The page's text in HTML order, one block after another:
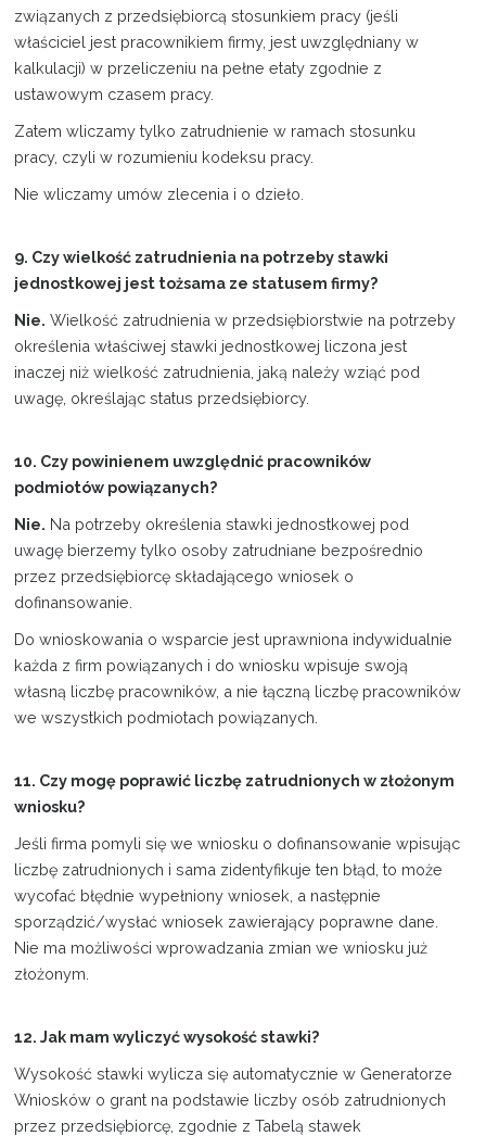
związanych z przedsiębiorcą stosunkiem pracy (jeśli
właściciel jest pracownikiem firmy, jest uwzględniany w
kalkulacji) w przeliczeniu na pełne etaty zgodnie z
ustawowym czasem pracy.
Zatem wliczamy tylko zatrudnienie w ramach stosunku
pracy, czyli w rozumieniu kodeksu pracy.
Nie wliczamy umów zlecenia i o dzieło.
9. Czy wielkość zatrudnienia na potrzeby stawki
jednostkowej jest tożsama ze statusem firmy?
Nie. Wielkość zatrudnienia w przedsiębiorstwie na potrzeby
określenia właściwej stawki jednostkowej liczona jest
inaczej niż wielkość zatrudnienia, jaką należy wziąć pod
uwagę, określając status przedsiębiorcy.
10. Czy powinienem uwzględnić pracowników
podmiotów powiązanych?
Nie. Na potrzeby określenia stawki jednostkowej pod
uwagę bierzemy tylko osoby zatrudniane bezpośrednio
przez przedsiębiorcę składającego wniosek o
dofinansowanie.
Do wnioskowania o wsparcie jest uprawniona indywidualnie
każda z firm powiązanych i do wniosku wpisuje swoją
własną liczbę pracowników, a nie łączną liczbę pracowników
we wszystkich podmiotach powiązanych.
11. Czy mogę poprawić liczbę zatrudnionych w złożonym
wniosku?
Jeśli firma pomyli się we wniosku o dofinansowanie wpisując
liczbę zatrudnionych i sama zidentyfikuje ten błąd, to może
wycofać błędnie wypełniony wniosek, a następnie
sporządzić/wysłać wniosek zawierający poprawne dane.
Nie ma możliwości wprowadzania zmian we wniosku już
złożonym.
12. Jak mam wyliczyć wysokość stawki?
Wysokość stawki wylicza się automatycznie w Generatorze
Wniosków o grant na podstawie liczby osób zatrudnionych
przez przedsiębiorcę, zgodnie z Tabelą stawek